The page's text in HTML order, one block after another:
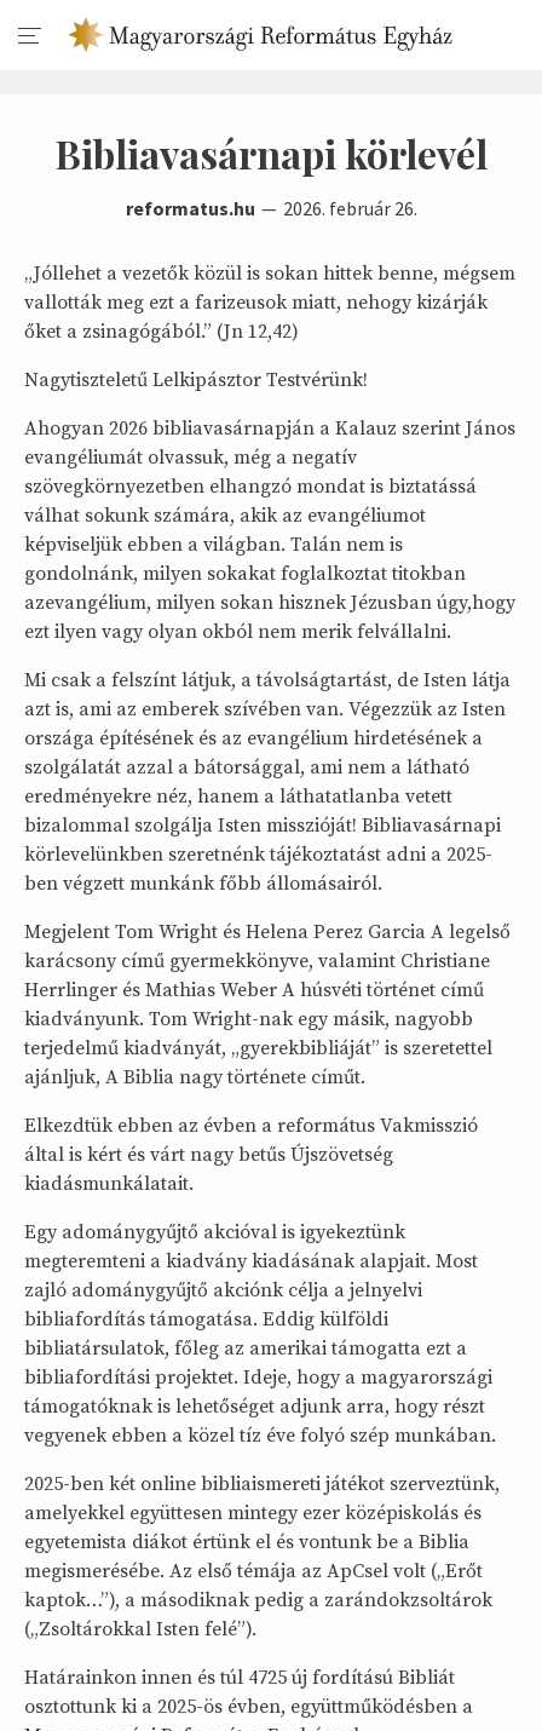
Bibliavasárnapi körlevél
reformatus.hu 2026. február 26.
„Jóllehet a vezetők közül is sokan hittek benne, mégsem
vallották meg ezt a farizeusok miatt, nehogy kizárják
őket a zsinagógából.” (Jn 12,42)
Nagytiszteletű Lelkipásztor Testvérünk!
Ahogyan 2026 bibliavasárnapján a Kalauz szerint János
evangéliumát olvassuk, még a negatív
szövegkörnyezetben elhangzó mondat is biztatássá
válhat sokunk számára, akik az evangéliumot
képviseljük ebben a világban. Talán nem is
gondolnánk, milyen sokakat foglalkoztat titokban
azevangélium, milyen sokan hisznek Jézusban úgy,hogy
ezt ilyen vagy olyan okból nem merik felvállalni.
Mi csak a felszínt látjuk, a távolságtartást, de Isten látja
azt is, ami az emberek szívében van. Végezzük az Isten
országa építésének és az evangélium hirdetésének a
szolgálatát azzal a bátorsággal, ami nem a látható
eredményekre néz, hanem a láthatatlanba vetett
bizalommal szolgálja Isten misszióját! Bibliavasárnapi
körlevelünkben szeretnénk tájékoztatást adni a 2025-
ben végzett munkánk főbb állomásairól.
Megjelent Tom Wright és Helena Perez Garcia A legelső
karácsony című gyermekkönyve, valamint Christiane
Herrlinger és Mathias Weber A húsvéti történet című
kiadványunk. Tom Wright-nak egy másik, nagyobb
terjedelmű kiadványát, „gyerekbibliáját” is szeretettel
ajánljuk, A Biblia nagy története címűt.
Elkezdtük ebben az évben a református Vakmisszió
által is kért és várt nagy betűs Újszövetség
kiadásmunkálatait.
Egy adománygyűjtő akcióval is igyekeztünk
megteremteni a kiadvány kiadásának alapjait. Most
zajló adománygyűjtő akciónk célja a jelnyelvi
bibliafordítás támogatása. Eddig külföldi
bibliatársulatok, főleg az amerikai támogatta ezt a
bibliafordítási projektet. Ideje, hogy a magyarországi
támogatóknak is lehetőséget adjunk arra, hogy részt
vegyenek ebben a közel tíz éve folyó szép munkában.
2025-ben két online bibliaismereti játékot szerveztünk,
amelyekkel együttesen mintegy ezer középiskolás és
egyetemista diákot értünk el és vontunk be a Biblia
megismerésébe. Az első témája az ApCsel volt („Erőt
kaptok…”), a másodiknak pedig a zarándokzsoltárok
(„Zsoltárokkal Isten felé”).
Határainkon innen és túl 4725 új fordítású Bibliát
osztottunk ki a 2025-ös évben, együttműködésben a